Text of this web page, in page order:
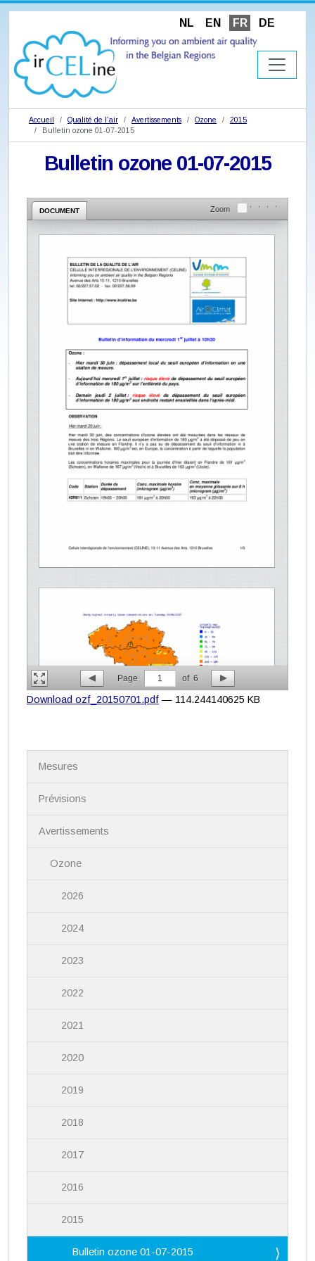
NL EN FR DE
Accueil Qualité de l'air Avertissements Ozone
2015
Bulletin ozone 01-07-2015
Bulletin ozone 01-07-2015
DOCUMENT Zoom
Page 1 of 6
Download ozf_20150701.pdf — 114.244140625 KB
Mesures
Prévisions
Avertissements
Ozone
2026
2024
2023
2022
2021
2020
2019
2018
2017
2016
2015
Bulletin ozone 01-07-2015